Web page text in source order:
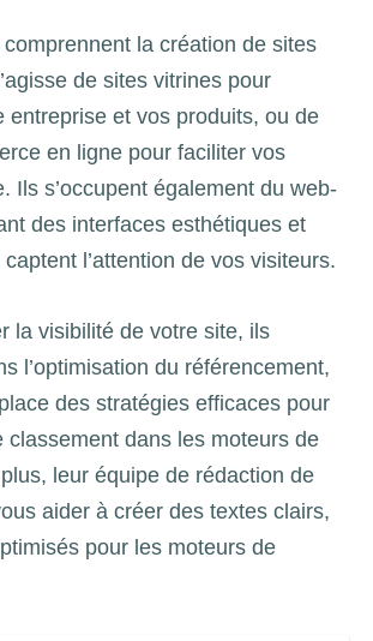
la création de sites
de sites vitrines pour
entreprise et vos produits, ou de
en ligne pour faciliter vos
Ils s’occupent également du web-
des interfaces esthétiques et
l’attention de vos visiteurs.
la visibilité de votre site, ils
l’optimisation du référencement,
des stratégies efficaces pour
classement dans les moteurs de
leur équipe de rédaction de
aider à créer des textes clairs,
pour les moteurs de